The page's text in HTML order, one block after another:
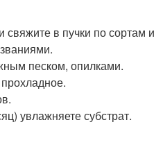
свяжите в пучки по сортам и
песком, опилками.
увлажняете субстрат.